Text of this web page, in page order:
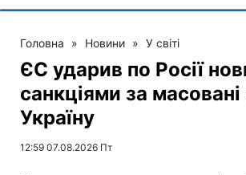
Головна » Новини » У світі
ЄС ударив по Росії
санкціями за масовані
Україну
12:59 07.08.2026 Пт